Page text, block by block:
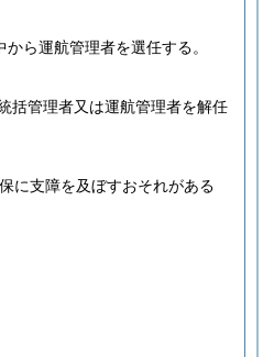
ら運航管理者を選任する。
括管理者又は運航管理者を解任
に支障を及ぼすおそれがある